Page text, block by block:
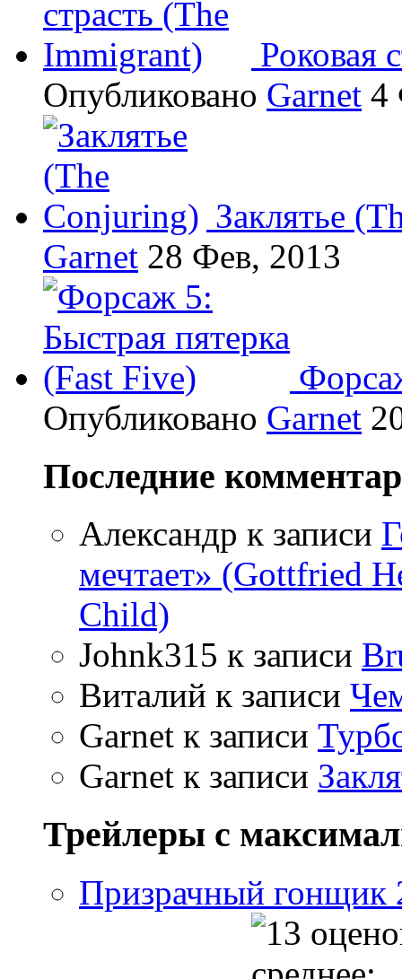
Роковая
Опубликовано Garnet 4
Заклятье
Garnet 28 Фев, 2013
Опубликовано Garnet
Последние
Александр к записи
мечтает» (Gottfried
Child)
Johnk315 к записи
Виталий к записи
Garnet к записи
Garnet к записи
Трейлеры с
Призрачный гонщик